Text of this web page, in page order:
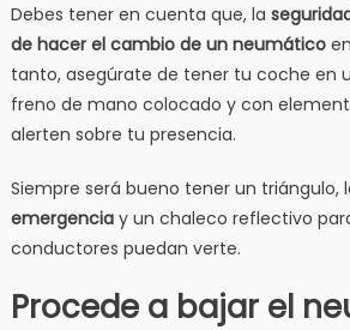
Debes tener en cuenta que, la
de hacer el cambio de un neumático
tanto, asegúrate de tener tu coche en
freno de mano colocado y con
alerten sobre tu presencia.
Siempre será bueno tener un triángulo,
emergenciay un chaleco reflectivo
conductores puedan verte.
Procede a bajar el